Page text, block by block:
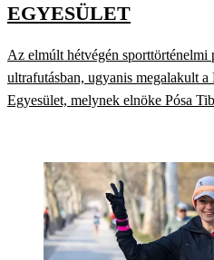
EGYESÜLET
Az elmúlt hétvégén sporttörténelmi
ultrafutásban, ugyanis megalakult
Egyesület, melynek elnöke Pósa